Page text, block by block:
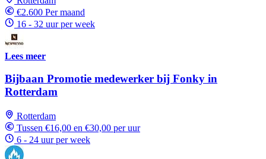
€2.600 Per maand
16 - 32 uur per week
Lees meer
Bijbaan Promotie medewerker bij Fonky in
Rotterdam
Rotterdam
Tussen €16,00 en €30,00 per uur
6 - 24 uur per week